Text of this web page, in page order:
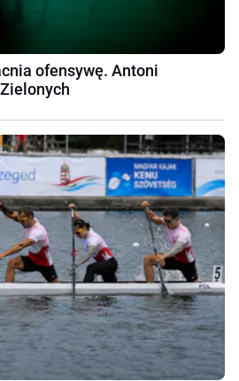
ofensywę. Antoni